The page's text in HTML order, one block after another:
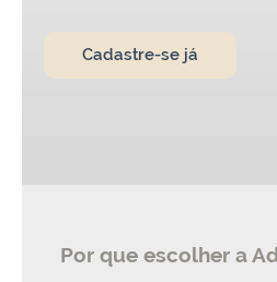
Cadastre-se já
Por que escolher a